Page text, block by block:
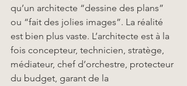
qu’un architecte “dessine des plans”
ou “fait des jolies images”. La réalité
est bien plus vaste. L’architecte est à la
fois concepteur, technicien, stratège,
médiateur, chef d’orchestre, protecteur
du budget, garant de la